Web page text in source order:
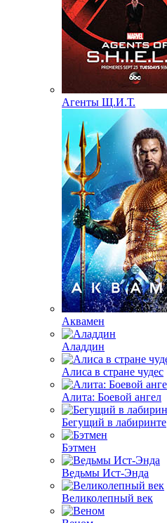
Агенты Щ.И.Т.
Аквамен
Аладдин
Алиса в стране чудес
Алита: Боевой ангел
Бегущий в лабиринте
Бэтмен
Ведьмы Ист-Энда
Великолепный век